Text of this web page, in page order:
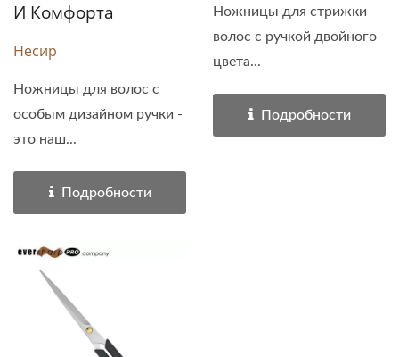
И Комфорта
Несир
Ножницы для волос с
особым дизайном ручки -
это наш...
Подробности
Ножницы для стрижки
волос с ручкой двойного
цвета...
Подробности